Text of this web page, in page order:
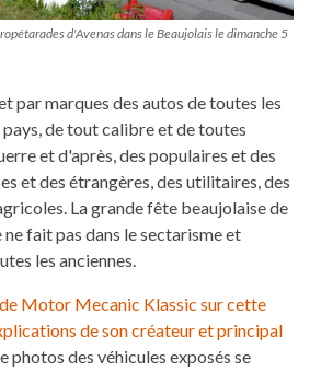
d'Avenas dans le Beaujolais le dimanche 5
par marques des autos de toutes les
de tout calibre et de toutes
et d'après, des populaires et des
et des étrangères, des utilitaires, des
La grande fête beaujolaise de
ne fait pas dans le sectarisme et
les anciennes.
Motor Mecanic Klassic sur cette
de son créateur et principal
photos des véhicules exposés se